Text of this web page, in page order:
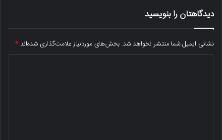
دیدگاهتان را بنویسید
نشانی ایمیل شما منتشر نخواهد شد. بخش‌های موردنیاز علامت‌گذاری شده‌اند*